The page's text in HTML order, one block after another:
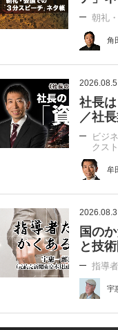
朝礼
角
2026.08.5
社長
／社
ビジ
クスト
牟
2026.08.3
国の
と技
指導
宇